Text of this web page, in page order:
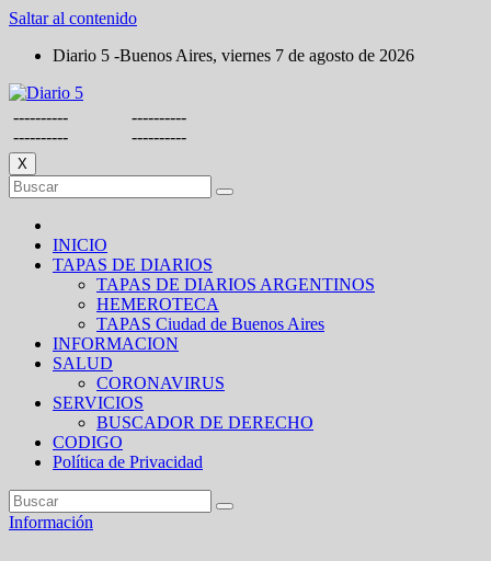
Saltar al contenido
Diario 5 -Buenos Aires, viernes 7 de agosto de 2026
----------
----------
----------
----------
X
INICIO
TAPAS DE DIARIOS
TAPAS DE DIARIOS ARGENTINOS
HEMEROTECA
TAPAS Ciudad de Buenos Aires
INFORMACION
SALUD
CORONAVIRUS
SERVICIOS
BUSCADOR DE DERECHO
CODIGO
Política de Privacidad
Información